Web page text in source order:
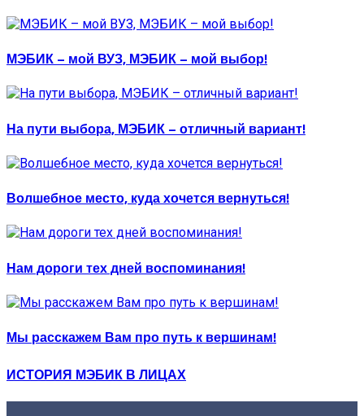
МЭБИК – мой ВУЗ, МЭБИК – мой выбор!
На пути выбора, МЭБИК – отличный вариант!
Волшебное место, куда хочется вернуться!
Нам дороги тех дней воспоминания!
Мы расскажем Вам про путь к вершинам!
ИСТОРИЯ МЭБИК В ЛИЦАХ